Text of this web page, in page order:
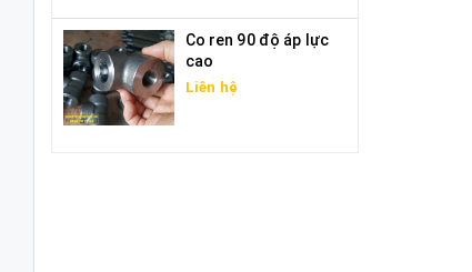
Co ren 90 độ áp lực
cao
Liên hệ